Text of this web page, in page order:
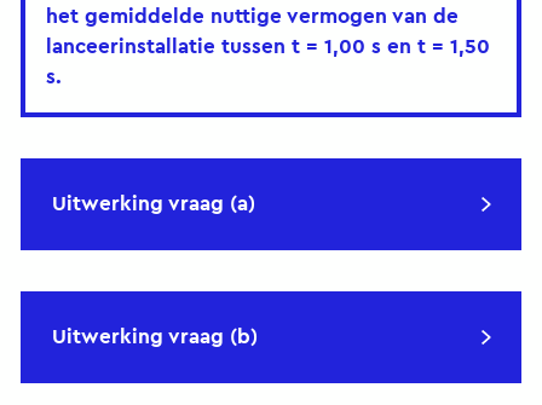
het gemiddelde nuttige vermogen van de
lanceerinstallatie tussen t = 1,00 s en t = 1,50
s.
Uitwerking vraag (a)
Uitwerking vraag (b)